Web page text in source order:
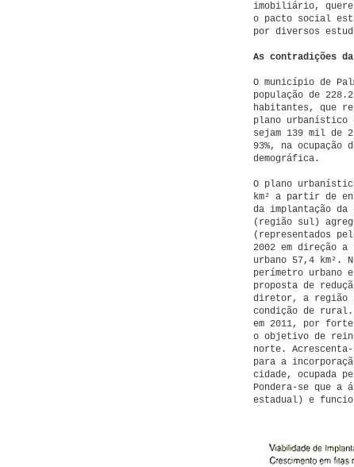
imobiliário,
o pacto social
por diversos
As contradições
O município de
população de
habitantes, que
plano urbanístico
sejam 139 mil de
93%, na ocupação
demográfica.
O plano
km² a partir de
da implantação
(região sul)
(representados
2002 em direção
urbano 57,4 km².
perímetro urbano
proposta de
diretor, a região
condição de
em 2011, por
o objetivo de
norte.
para a
cidade, ocupada
Pondera-se que
estadual) e